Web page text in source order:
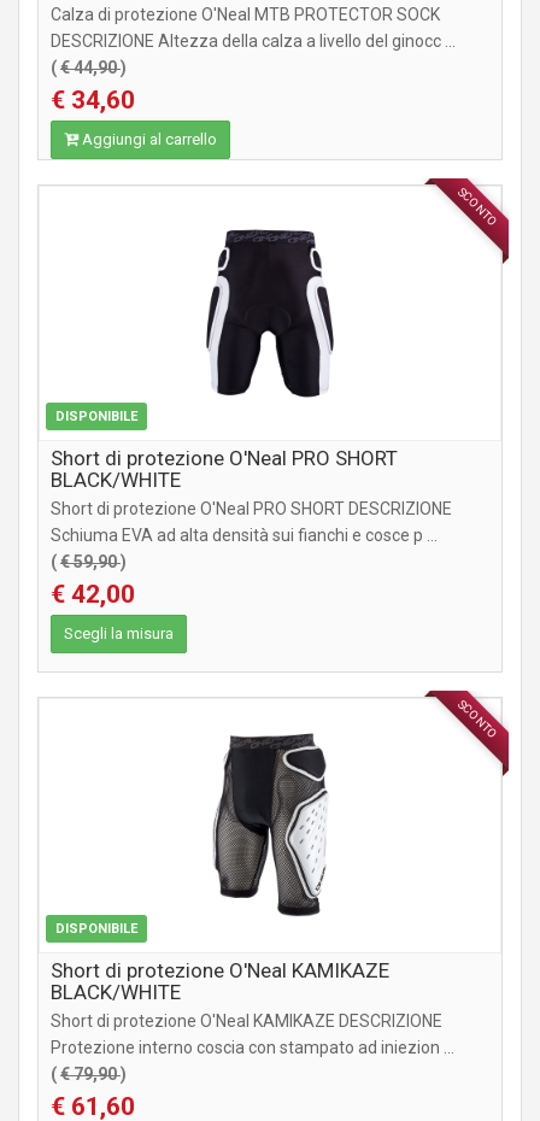
Calza di protezione O'Neal MTB PROTECTOR SOCK
DESCRIZIONE Altezza della calza a livello del ginocc ...
(€ 44,90)
€ 34,60
Aggiungi al carrello
SCONTO
DISPONIBILE
ABBIGLIAMENTO
Short di protezione O'Neal PRO SHORT
BLACK/WHITE
Short di protezione O'Neal PRO SHORT DESCRIZIONE
Schiuma EVA ad alta densità sui fianchi e cosce p ...
(€ 59,90)
€ 42,00
Scegli la misura
SCONTO
DISPONIBILE
ABBIGLIAMENTO
Short di protezione O'Neal KAMIKAZE
BLACK/WHITE
Short di protezione O'Neal KAMIKAZE DESCRIZIONE
Protezione interno coscia con stampato ad iniezion ...
(€ 79,90)
€ 61,60